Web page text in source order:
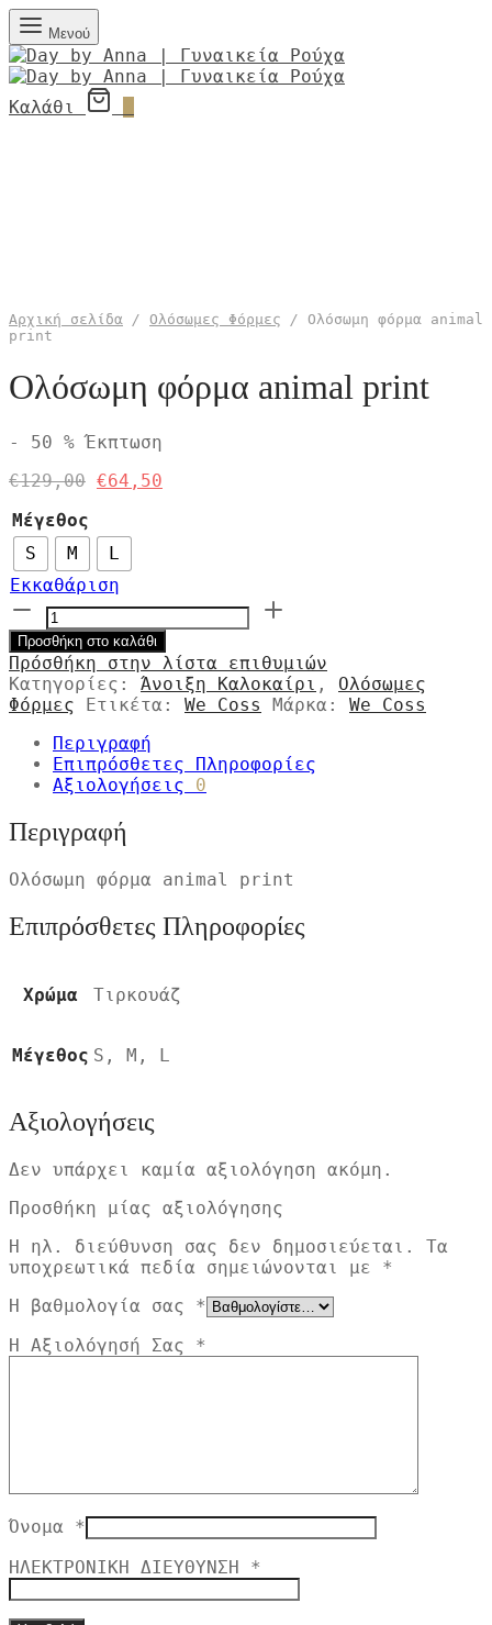
Μενού
Καλάθι
Αρχική σελίδα / Ολόσωμες Φόρμες / Ολόσωμη φόρμα animal
print
Ολόσωμη φόρμα animal print
- 50 % Έκπτωση
€129,00 Η
ήταν:
€129,00.
€64,50
Μέγεθος
S
M
L
Εκκαθάριση
Ολόσωμη
φόρμα
animal
print
ποσότητα
Προσθήκη στο καλάθι
Πρόσθήκη στην λίστα επιθυμιών
Κατηγορίες: Άνοιξη Καλοκαίρι , Ολόσωμες
Φόρμες
Ετικέτα: We Coss Μάρκα: We Coss
Περιγραφή
Επιπρόσθετες Πληροφορίες
Αξιολογήσεις 0
Περιγραφή
Ολόσωμη φόρμα animal print
Επιπρόσθετες Πληροφορίες
Χρώμα Τιρκουάζ
Μέγεθος S, M, L
Αξιολογήσεις
Δεν υπάρχει καμία αξιολόγηση ακόμη.
Προσθήκη μίας αξιολόγησης
Η ηλ. διεύθυνση σας δεν δημοσιεύεται.
Τα
υποχρεωτικά πεδία σημειώνονται με *
Η βαθμολογία σας *
Η Αξιολόγησή Σας *
Όνομα *
ΗΛΕΚΤΡΟΝΙΚΗ ΔΙΕΥΘΥΝΣΗ *